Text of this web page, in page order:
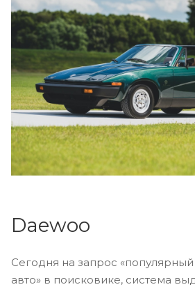
Daewoo
Сегодня на запрос
авто» в поисковике, система